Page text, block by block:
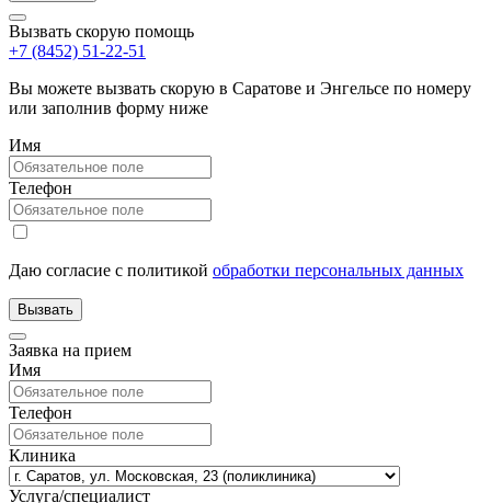
Вызвать скорую помощь
+7 (8452) 51-22-51
Вы можете вызвать скорую в Саратове и Энгельсе по номеру
или заполнив форму ниже
Имя
Телефон
Даю согласие с политикой обработки персональных данных
Заявка на прием
Имя
Телефон
Клиника
Услуга/специалист